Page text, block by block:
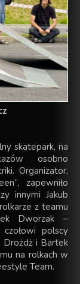
skatepark, na
osobno
Organizator,
zapewniło
innymi Jakub
z teamu
Dworzak –
polscy
Drożdż i Bartek
na rolkach w
Team.